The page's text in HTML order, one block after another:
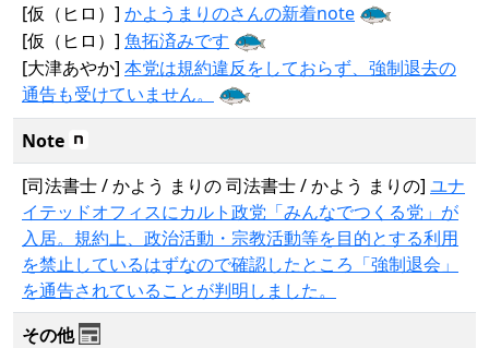
[仮（ヒロ）] かようまりのさんの新着note
[仮（ヒロ）] 魚拓済みです
[大津あやか] 本党は規約違反をしておらず、強制退去の
通告も受けていません。
Note
[司法書士 / かよう まりの 司法書士 / かよう まりの] ユナ
イテッドオフィスにカルト政党「みんなでつくる党」が
入居。規約上、政治活動・宗教活動等を目的とする利用
を禁止しているはずなので確認したところ「強制退会」
を通告されていることが判明しました。
その他